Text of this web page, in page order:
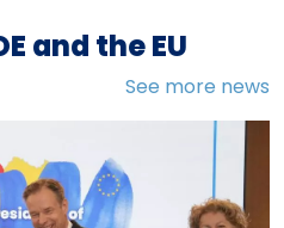
and the EU
See more news